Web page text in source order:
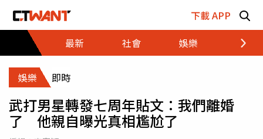
下載 APP
最新
社會 娛樂 財經
娛樂 即時
武打男星轉發七周年貼文：我們離婚
了 他親自曝光真相尷尬了